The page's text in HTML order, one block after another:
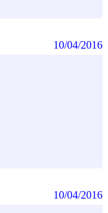
10/04/2016
10/04/2016